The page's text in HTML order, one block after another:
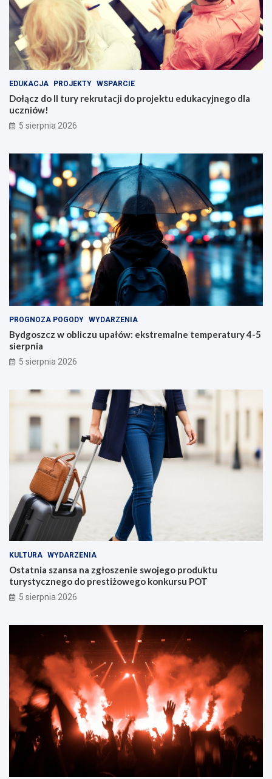
EDUKACJA PROJEKTY WSPARCIE
Dołącz do II tury rekrutacji do projektu edukacyjnego dla
uczniów!
5 sierpnia 2026
PROGNOZA POGODY WYDARZENIA
Bydgoszcz w obliczu upałów: ekstremalne temperatury 4-5
sierpnia
5 sierpnia 2026
KULTURA WYDARZENIA
Ostatnia szansa na zgłoszenie swojego produktu
turystycznego do prestiżowego konkursu POT
5 sierpnia 2026